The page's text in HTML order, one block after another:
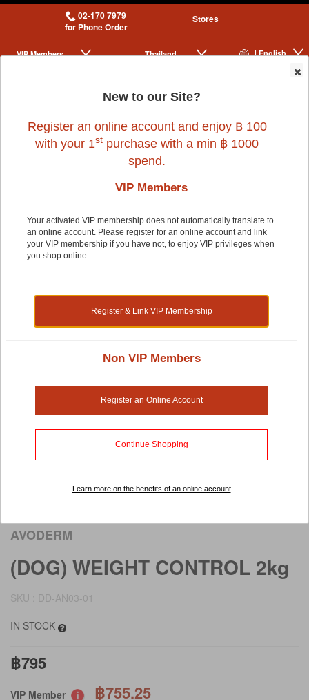
02-170 7979
for Phone Order
Stores
| English
Thailand
VIP Membership
|
AVODERM
(DOG) WEIGHT CONTROL 2kg
SKU : DD-AN03-01
IN STOCK
฿795
VIP Member ฿755.25
New to our Site?
Register an online account and enjoy ฿ 100
with your 1st purchase with a min ฿ 1000
spend.
VIP Members
Your activated VIP membership does not automatically translate to
an online account. Please register for an online account and link
your VIP membership if you have not, to enjoy VIP privileges when
you shop online.
Register & Link VIP Membership
Non VIP Members
Register an Online Account
Continue Shopping
Learn more on the benefits of an online account